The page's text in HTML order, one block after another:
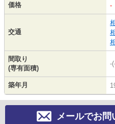
価格 -
交通
間取り
(専有面積)
-
築年月
メールでお